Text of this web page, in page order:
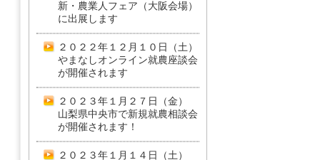
新・農業人フェア（大阪会場）
に出展します
２０２２年１２月１０日（土）
やまなしオンライン就農座談会
が開催されます
２０２３年１月２７日（金）
山梨県中央市で新規就農相談会
が開催されます！
２０２３年１月１４日（土）